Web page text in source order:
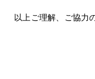
以上ご理解、ご協力